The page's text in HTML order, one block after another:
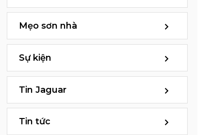
Mẹo sơn nhà
Sự kiện
Tin Jaguar
Tin tức